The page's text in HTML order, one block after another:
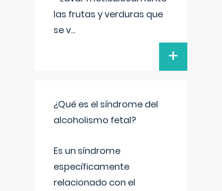
las frutas y verduras que
se v...
+
¿Qué es el síndrome del
alcoholismo fetal?
Es un síndrome
específicamente
relacionado con el